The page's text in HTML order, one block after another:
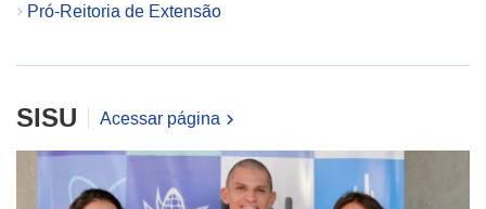
Pró-Reitoria de Extensão
SISU Acessar página